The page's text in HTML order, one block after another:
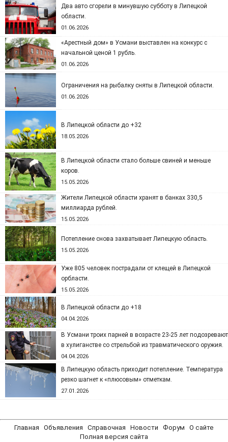
Два авто сгорели в минувшую субботу в Липецкой
области.
01.06.2026
«Арестный дом» в Усмани выставлен на конкурс с
начальной ценой 1 рубль.
01.06.2026
Ограничения на рыбалку сняты в Липецкой области.
01.06.2026
В Липецкой области до +32
18.05.2026
В Липецкой области стало больше свиней и меньше
коров.
15.05.2026
Жители Липецкой области хранят в банках 330,5
миллиарда рублей.
15.05.2026
Потепление снова захватывает Липецкую область.
15.05.2026
Уже 805 человек пострадали от клещей в Липецкой
орбласти.
15.05.2026
В Липецкой области до +18
04.04.2026
В Усмани троих парней в возрасте 23-25 лет подозревают
в хулиганстве со стрельбой из травматического оружия.
04.04.2026
В Липецкую область приходит потепление. Температура
резко шагнет к «плюсовым» отметкам.
27.01.2026
Главная Объявления Справочная Новости Форум
О сайте
Полная версия сайта